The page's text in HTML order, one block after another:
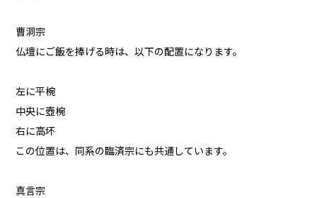
曹洞宗
仏壇にご飯を捧げる時は、以下の配置になります。
左に平椀
中央に壺椀
右に高坏
この位置は、同系の臨済宗にも共通しています。
真言宗